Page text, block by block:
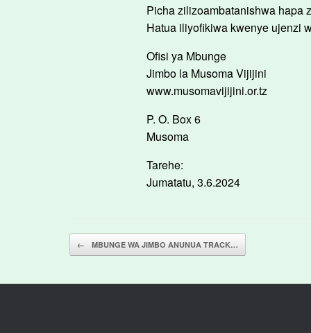
Picha zilizoambatanishwa hapa
Hatua iliyofikiwa kwenye ujenzi
Ofisi ya Mbunge
Jimbo la Musoma Vijijini
www.musomavijijini.or.tz
P. O. Box 6
Musoma
Tarehe:
Jumatatu, 3.6.2024
Post navigation
← MBUNGE WA JIMBO ANUNUA TRACK…